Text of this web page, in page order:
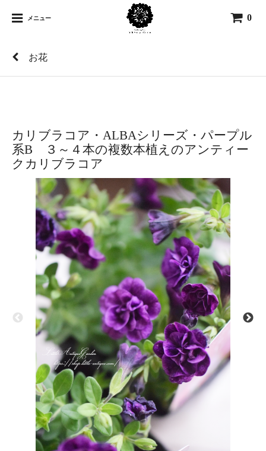
メニュー 0
お花
カリブラコア・ALBAシリーズ・パープル
系B ３～４本の複数本植えのアンティー
クカリブラコア